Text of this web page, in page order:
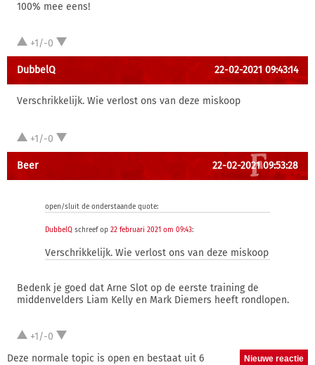
100% mee eens!
+1/-0
DubbelQ 22-02-2021 09:43:14
Verschrikkelijk. Wie verlost ons van deze miskoop
+1/-0
Beer 22-02-2021 09:53:28
open/sluit de onderstaande quote:
DubbelQ schreef op 22 februari 2021 om 09:43:
Verschrikkelijk. Wie verlost ons van deze miskoop
Bedenk je goed dat Arne Slot op de eerste training de
middenvelders Liam Kelly en Mark Diemers heeft rondlopen.
+1/-0
Deze normale topic is open en bestaat uit 6